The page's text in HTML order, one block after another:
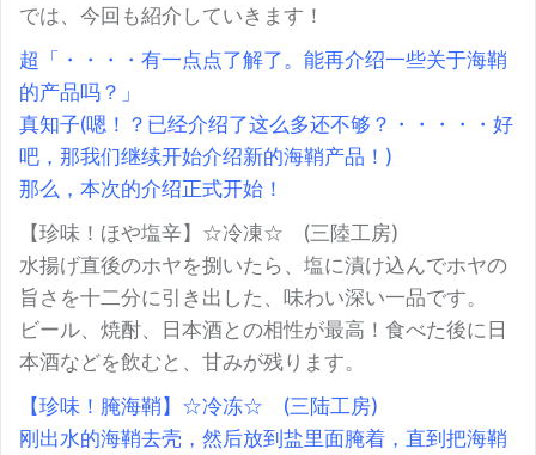
では、今回も紹介していきます！
超「・・・・有一点点了解了。能再介绍一些关于海鞘
的产品吗？」
真知子(嗯！？已经介绍了这么多还不够？・・・・・好
吧，那我们继续开始介绍新的海鞘产品！)
那么，本次的介绍正式开始！
【珍味！ほや塩辛】☆冷凍☆ (三陸工房)
水揚げ直後のホヤを捌いたら、塩に漬け込んでホヤの
旨さを十二分に引き出した、味わい深い一品です。
ビール、焼酎、日本酒との相性が最高！食べた後に日
本酒などを飲むと、甘みが残ります。
【珍味！腌海鞘】☆冷冻☆ (三陆工房)
刚出水的海鞘去壳，然后放到盐里面腌着，直到把海鞘